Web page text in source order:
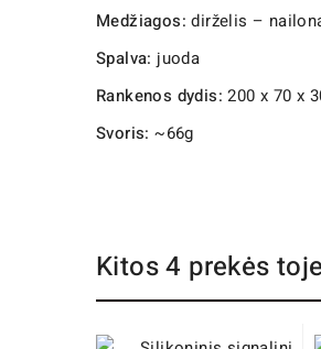
Medžiagos: dirželis –
Spalva: juoda
Rankenos dydis: 200 x 70 x
Svoris: ~66g
Kitos 4 prekės